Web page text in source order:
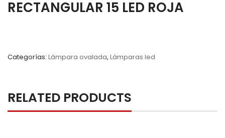
RECTANGULAR 15 LED ROJA
Categorías: Lámpara ovalada, Lámparas led
RELATED PRODUCTS